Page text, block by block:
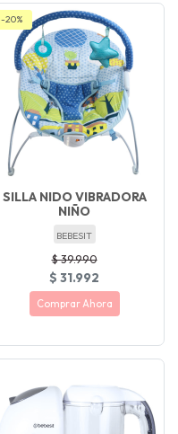
-20%
SILLA NIDO VIBRADORA
NIÑO
BEBESIT
$ 39.990
$ 31.992
Comprar Ahora